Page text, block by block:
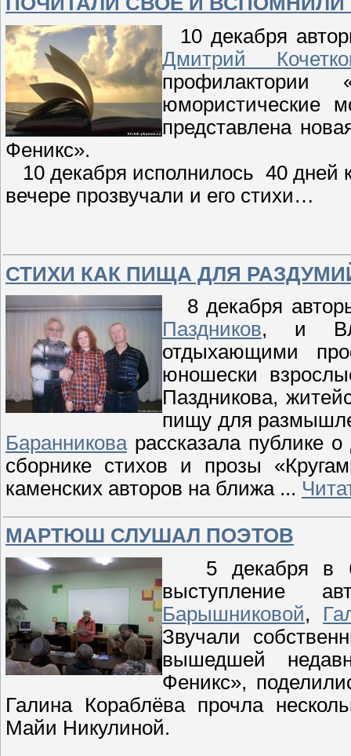
10 декабря
Дмитрий
профилактории
юмористические
представлена
Феникс».
10 декабря исполнилось 40 дней
вечере прозвучали и его стихи…
СТИХИ КАК ПИЩА ДЛЯ
8 декабря
Паздников, и
отдыхающими
юношески
Паздникова,
пищу для
Баранниковарассказала публике
сборнике стихов и прозы
каменских авторов на ближа ...
МАРТЮШ СЛУШАЛ ПОЭТОВ
5 декабря в
выступление
Барышниковой,
Звучали
вышедшей
Феникс»,
Галина Кораблёва прочла
Майи Никулиной.